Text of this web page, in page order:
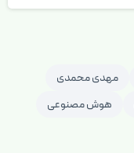
مهدی محمدی
هوش مصنوعی